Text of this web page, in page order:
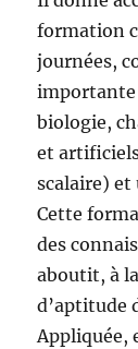
formation
journées,
importante
biologie,
et
scalaire)
Cette
des
aboutit, à
d’aptitude
Appliquée,